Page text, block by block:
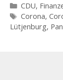
Kategorien
CDU,
Corona,
Lütjenburg,